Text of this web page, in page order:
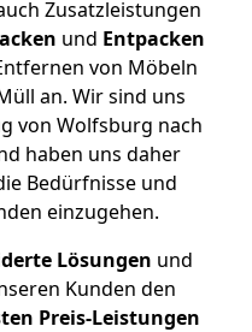
Zusatzleistungen
und Entpacken
von Möbeln
an. Wir sind uns
von Wolfsburg nach
haben uns daher
Bedürfnisse und
einzugehen.
Lösungen und
Kunden den
Preis-Leistungen